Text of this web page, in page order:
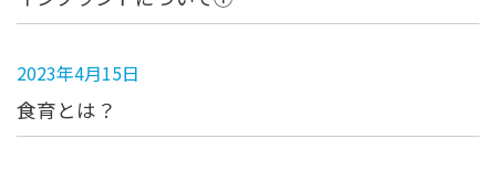
2023年4月15日
食育とは？